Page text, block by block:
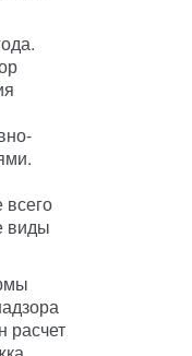
виды
расчет